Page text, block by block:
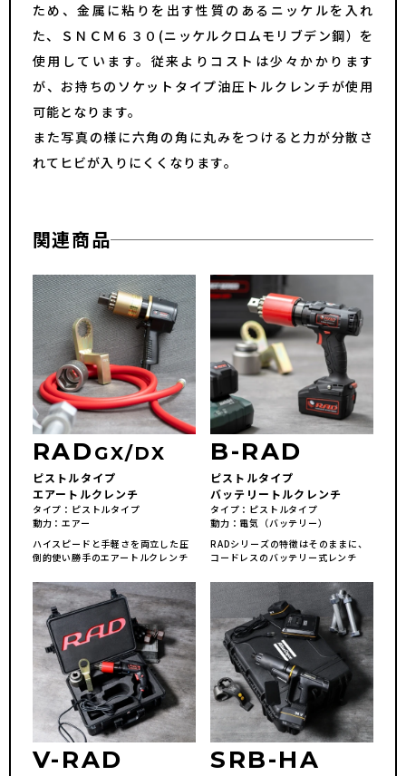
ため、金属に粘りを出す性質のあるニッケルを入れ
た、ＳＮＣＭ６３０(ニッケルクロムモリブデン鋼）を
使用しています。従来よりコストは少々かかります
が、お持ちのソケットタイプ油圧トルクレンチが使用
可能となります。
また写真の様に六角の角に丸みをつけると力が分散さ
れてヒビが入りにくくなります。
関連商品
RAD GX/DX
ピストルタイプ
エアートルクレンチ
タイプ
ピストルタイプ
動力
エアー
ハイスピードと手軽さを両立した圧
倒的使い勝手のエアートルクレンチ
B-RAD
ピストルタイプ
バッテリートルクレンチ
タイプ
ピストルタイプ
動力
電気（バッテリー）
RADシリーズの特徴はそのままに、
コードレスのバッテリー式レンチ
V-RAD SRB-HA